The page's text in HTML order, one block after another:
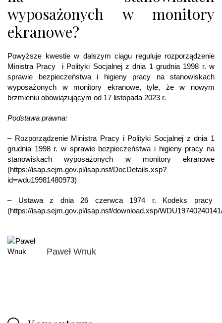
wyposażonych w monitory
ekranowe?
Powyższe kwestie w dalszym ciągu reguluje rozporządzenie
Ministra Pracy i Polityki Socjalnej z dnia 1 grudnia 1998 r. w
sprawie bezpieczeństwa i higieny pracy na stanowiskach
wyposażonych w monitory ekranowe, tyle, że w nowym
brzmieniu obowiązującym od 17 listopada 2023 r.
Podstawa prawna:
– Rozporządzenie Ministra Pracy i Polityki Socjalnej z dnia 1
grudnia 1998 r. w sprawie bezpieczeństwa i higieny pracy na
stanowiskach wyposażonych w monitory ekranowe
(https://isap.sejm.gov.pl/isap.nsf/DocDetails.xsp?
id=wdu19981480973)
– Ustawa z dnia 26 czerwca 1974 r. Kodeks pracy
(https://isap.sejm.gov.pl/isap.nsf/download.xsp/
Paweł Wnuk